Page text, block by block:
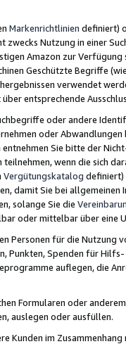
Markenrichtlinien definiert)
zwecks Nutzung in einer
Amazon zur
Geschützte Begriffe
verwendet
entsprechende
oder andere
oder
Sie bitte der
wenn die sich
Vergütungskatalog definiert)
damit Sie bei
solange Sie die
oder mittelbar über eine
Personen für die Nutzung
Punkten, Spenden für
auflegen, die
Formularen oder
auslegen oder ausfüllen.
Kunden im